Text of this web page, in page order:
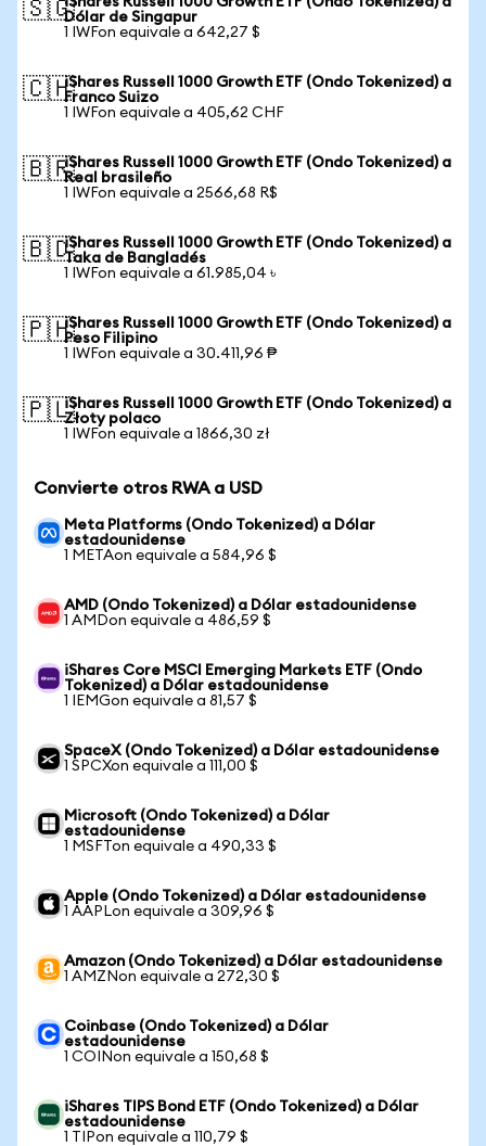
🇸🇬Dólar de Singapur
1 IWFon equivale a 642,27 $
🇨🇭iShares Russell 1000 Growth ETF (Ondo Tokenized) a
Franco Suizo
1 IWFon equivale a 405,62 CHF
🇧🇷iShares Russell 1000 Growth ETF (Ondo Tokenized) a
Real brasileño
1 IWFon equivale a 2566,68 R$
🇧🇩iShares Russell 1000 Growth ETF (Ondo Tokenized) a
Taka de Bangladés
1 IWFon equivale a 61.985,04 ৳
🇵🇭iShares Russell 1000 Growth ETF (Ondo Tokenized) a
Peso Filipino
1 IWFon equivale a 30.411,96 ₱
🇵🇱iShares Russell 1000 Growth ETF (Ondo Tokenized) a
Złoty polaco
1 IWFon equivale a 1866,30 zł
Convierte otros RWA a USD
Meta Platforms (Ondo Tokenized) a Dólar
estadounidense
1 METAon equivale a 584,96 $
AMD (Ondo Tokenized) a Dólar estadounidense
1 AMDon equivale a 486,59 $
iShares Core MSCI Emerging Markets ETF (Ondo
Tokenized) a Dólar estadounidense
1 IEMGon equivale a 81,57 $
SpaceX (Ondo Tokenized) a Dólar estadounidense
1 SPCXon equivale a 111,00 $
Microsoft (Ondo Tokenized) a Dólar
estadounidense
1 MSFTon equivale a 490,33 $
Apple (Ondo Tokenized) a Dólar estadounidense
1 AAPLon equivale a 309,96 $
Amazon (Ondo Tokenized) a Dólar estadounidense
1 AMZNon equivale a 272,30 $
Coinbase (Ondo Tokenized) a Dólar
estadounidense
1 COINon equivale a 150,68 $
iShares TIPS Bond ETF (Ondo Tokenized) a Dólar
estadounidense
1 TIPon equivale a 110,79 $